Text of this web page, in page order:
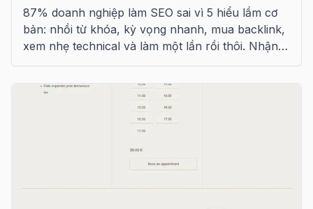
87% doanh nghiệp làm SEO sai vì 5 hiểu lầm cơ
bản: nhồi từ khóa, kỳ vọng nhanh, mua backlink,
xem nhẹ technical và làm một lần rồi thôi. Nhận